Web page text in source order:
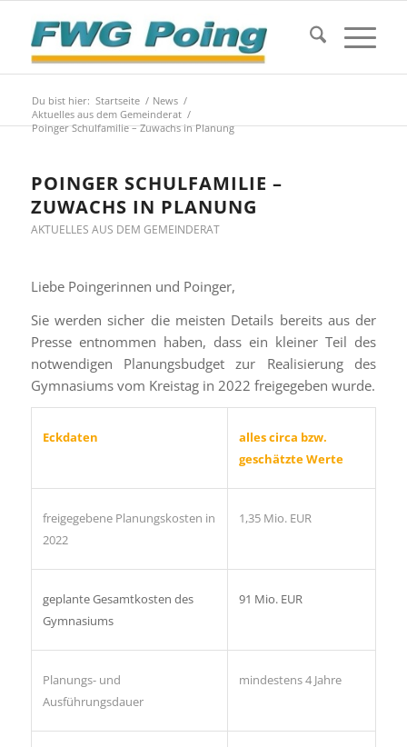
Du bist hier: Startseite / News /
Aktuelles aus dem Gemeinderat /
Poinger Schulfamilie – Zuwachs in Planung
POINGER SCHULFAMILIE –
ZUWACHS IN PLANUNG
AKTUELLES AUS DEM GEMEINDERAT
Liebe Poingerinnen und Poinger,
Sie werden sicher die meisten Details bereits aus der
Presse entnommen haben, dass ein kleiner Teil des
notwendigen Planungsbudget zur Realisierung des
Gymnasiums vom Kreistag in 2022 freigegeben wurde.
Eckdaten
alles circa bzw.
geschätzte Werte
freigegebene Planungskosten in
2022
1,35 Mio. EUR
geplante Gesamtkosten des
Gymnasiums
91 Mio. EUR
Planungs- und
Ausführungsdauer
mindestens 4 Jahre